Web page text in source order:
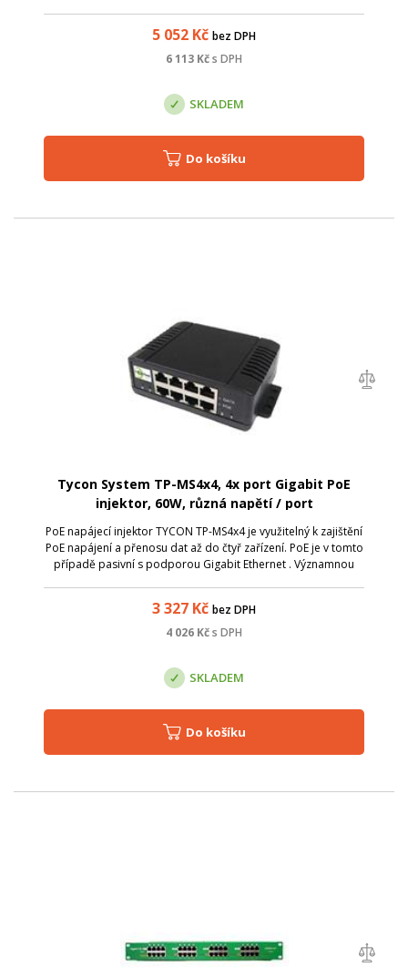
5 052 Kč bez DPH
6 113 Kčs DPH
SKLADEM
Do košíku
Tycon System TP-MS4x4, 4x port Gigabit PoE
injektor, 60W, různá napětí / port
PoE napájecí injektor TYCON TP-MS4x4 je využitelný k zajištění
PoE napájení a přenosu dat až do čtyř zařízení. PoE je v tomto
případě pasivní s podporou Gigabit Ethernet . Významnou
3 327 Kč bez DPH
4 026 Kčs DPH
SKLADEM
Do košíku